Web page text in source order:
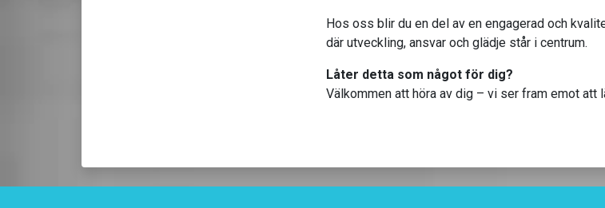
Hos oss blir du en del av en engagerad och
där utveckling, ansvar och glädje står i centrum.
Låter detta som något för dig?
Välkommen att höra av dig – vi ser fram emot att